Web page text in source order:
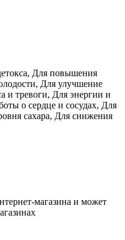
Для повышения
Для улучшение
и тревоги, Для энергии и
о сердце и сосудах, Для
сахара, Для снижения
магазина и может